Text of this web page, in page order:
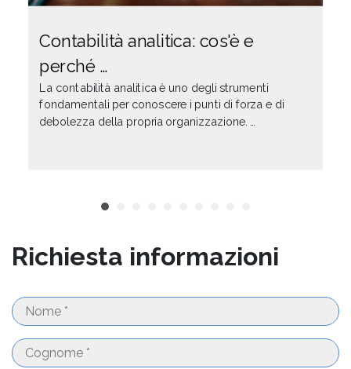
Contabilità analitica: cos'è e
perché …
La contabilità analitica è uno degli strumenti
fondamentali per conoscere i punti di forza e di
debolezza della propria organizzazione. …
Richiesta informazioni